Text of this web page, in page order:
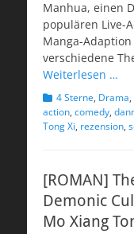
Manhua, einen
populären Live-
Manga-
verschiedene
Weiterlesen …
Kategorien
4 Sterne, Drama,
action, comedy,
Tong Xi, rezension,
[ROMAN]
Demonic
Mo Xiang